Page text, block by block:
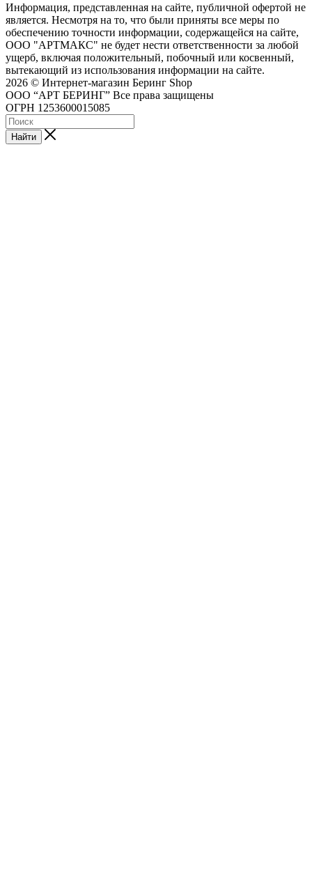
Информация, представленная на сайте, публичной офертой не
является. Несмотря на то, что были приняты все меры по
обеспечению точности информации, содержащейся на сайте,
ООО "АРТМАКС" не будет нести ответственности за любой
ущерб, включая положительный, побочный или косвенный,
вытекающий из использования информации на сайте.
2026 © Интернет-магазин Беринг Shop
ООО “АРТ БЕРИНГ” Все права защищены
ОГРН 1253600015085
Найти